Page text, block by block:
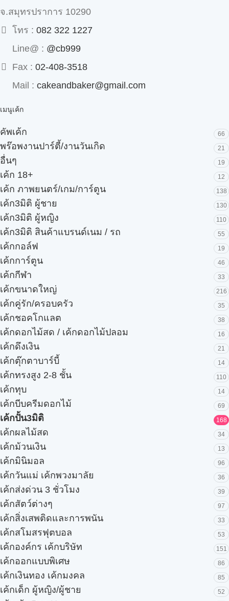
จ.สมุทรปราการ 10290
โทร : 082 322 1227
Line@ : @cb999
Fax : 02-408-3518
Mail : cakeandbaker@gmail.com
เมนูเค้ก
คัพเค้ก 66
พร๊อพงานปาร์ตี้/งานวันเกิด 21
อื่นๆ 19
เค้ก 18+ 12
เค้ก ภาพยนตร์/เกม/การ์ตูน 138
เค้ก3มิติ ผู้ชาย 130
เค้ก3มิติ ผู้หญิง 110
เค้ก3มิติ สินค้าแบรนด์เนม / รถ 55
เค้กกอล์ฟ 19
เค้กการ์ตูน 46
เค้กกีฬา 33
เค้กขนาดใหญ่ 216
เค้กคู่รัก/ครอบครัว 35
เค้กชอคโกแลต 38
เค้กดอกไม้สด / เค้กดอกไม้ปลอม 16
เค้กดึงเงิน 21
เค้กตุ๊กตาบาร์บี้ 14
เค้กทรงสูง 2-8 ชั้น 110
เค้กทุบ 14
เค้กบีบครีมดอกไม้ 69
เค้กปั้น3มิติ 168
เค้กผลไม้สด 34
เค้กม้วนเงิน 13
เค้กมินิมอล 96
เค้กวันแม่ เค้กพวงมาลัย 36
เค้กส่งด่วน 3 ชั่วโมง 39
เค้กสัตว์ต่างๆ 97
เค้กสิ่งเสพติดและการพนัน 33
เค้กสโมสรฟุตบอล 53
เค้กองค์กร เค้กบริษัท 151
เค้กออกแบบพิเศษ 86
เค้กเงินทอง เค้กมงคล 85
เค้กเด็ก ผู้หญิง/ผู้ชาย 52